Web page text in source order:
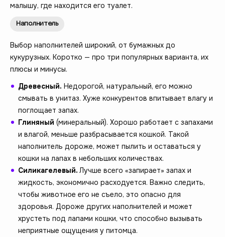
малышу, где находится его туалет.
Наполнитель
Выбор наполнителей широкий, от бумажных до
кукурузных. Коротко — про три популярных варианта, их
плюсы и минусы.
Древесный. Недорогой, натуральный, его можно
смывать в унитаз. Хуже конкурентов впитывает влагу и
поглощает запах.
Глиняный (минеральный). Хорошо работает с запахами
и влагой, меньше разбрасывается кошкой. Такой
наполнитель дороже, может пылить и оставаться у
кошки на лапах в небольших количествах.
Силикагелевый. Лучше всего «запирает» запах и
жидкость, экономично расходуется. Важно следить,
чтобы животное его не съело, это опасно для
здоровья. Дороже других наполнителей и может
хрустеть под лапами кошки, что способно вызывать
неприятные ощущения у питомца.